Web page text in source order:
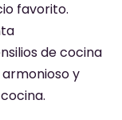
favorito.
de cocina
y